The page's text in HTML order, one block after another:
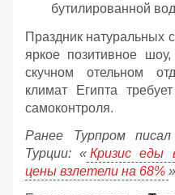
бутилированной
Праздник
яркое позитивное
скучном отельном
климат Египта
самоконтроля.
Ранее Турпром
Турции: « Кризис еды
цены взлетели на 68%